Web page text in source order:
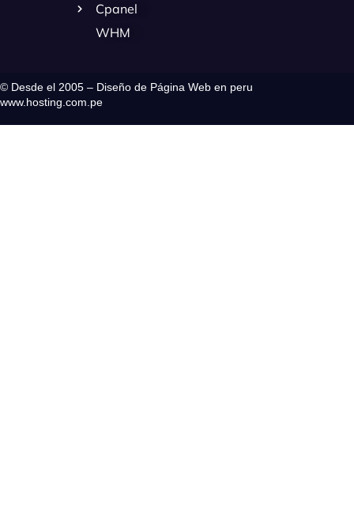
Cpanel
WHM
© Desde el 2005 – Diseño de Página Web en peru
www.hosting.com.pe